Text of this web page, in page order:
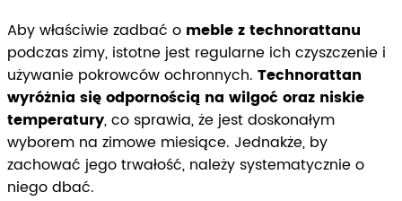
Aby właściwie zadbać o meble z technorattanu
podczas zimy, istotne jest regularne ich czyszczenie i
używanie pokrowców ochronnych. Technorattan
wyróżnia się odpornością na wilgoć oraz niskie
temperatury, co sprawia, że jest doskonałym
wyborem na zimowe miesiące. Jednakże, by
zachować jego trwałość, należy systematycznie o
niego dbać.